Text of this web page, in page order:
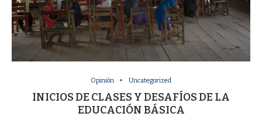
Opinión Uncategorized
INICIOS DE CLASES Y DESAFÍOS DE LA
EDUCACIÓN BÁSICA